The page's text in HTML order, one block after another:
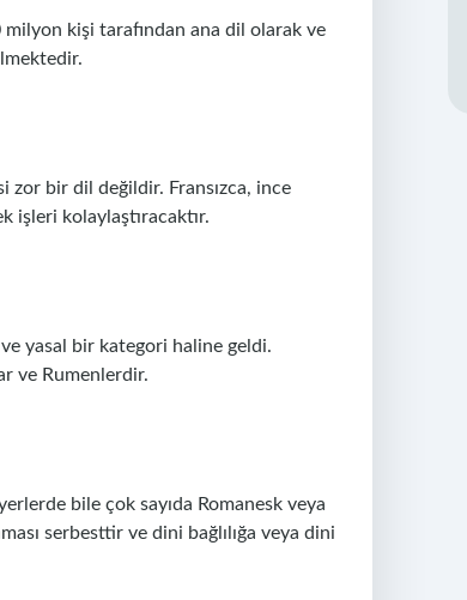
kişi tarafından ana dil olarak ve
zor bir dil değildir. Fransızca, ince
işleri kolaylaştıracaktır.
yasal bir kategori haline geldi.
ve Rumenlerdir.
bile çok sayıda Romanesk veya
serbesttir ve dini bağlılığa veya dini